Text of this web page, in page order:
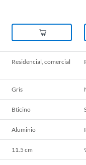
Residencial, comercial
Gris
Bticino
Aluminio
11.5 cm